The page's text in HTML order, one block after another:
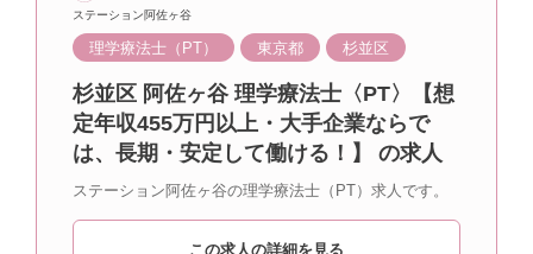
ステーション阿佐ヶ谷
理学療法士（PT） 東京都 杉並区
杉並区 阿佐ヶ谷 理学療法士〈PT〉【想
定年収455万円以上・大手企業ならで
は、長期・安定して働ける！】 の求人
ステーション阿佐ヶ谷の理学療法士（PT）求人です。
この求人の詳細を見る